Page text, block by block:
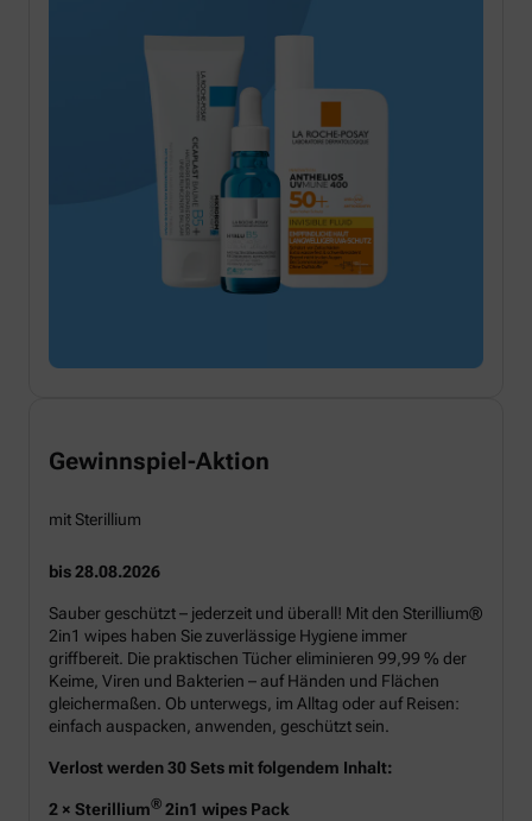
Gewinnspiel-Aktion
mit Sterillium
bis 28.08.2026
Sauber geschützt – jederzeit und überall! Mit den Sterillium®
2in1 wipes haben Sie zuverlässige Hygiene immer
griffbereit. Die praktischen Tücher eliminieren 99,99 % der
Keime, Viren und Bakterien – auf Händen und Flächen
gleichermaßen. Ob unterwegs, im Alltag oder auf Reisen:
einfach auspacken, anwenden, geschützt sein.
Verlost werden 30 Sets mit folgendem Inhalt:
2 × Sterillium® 2in1 wipes Pack